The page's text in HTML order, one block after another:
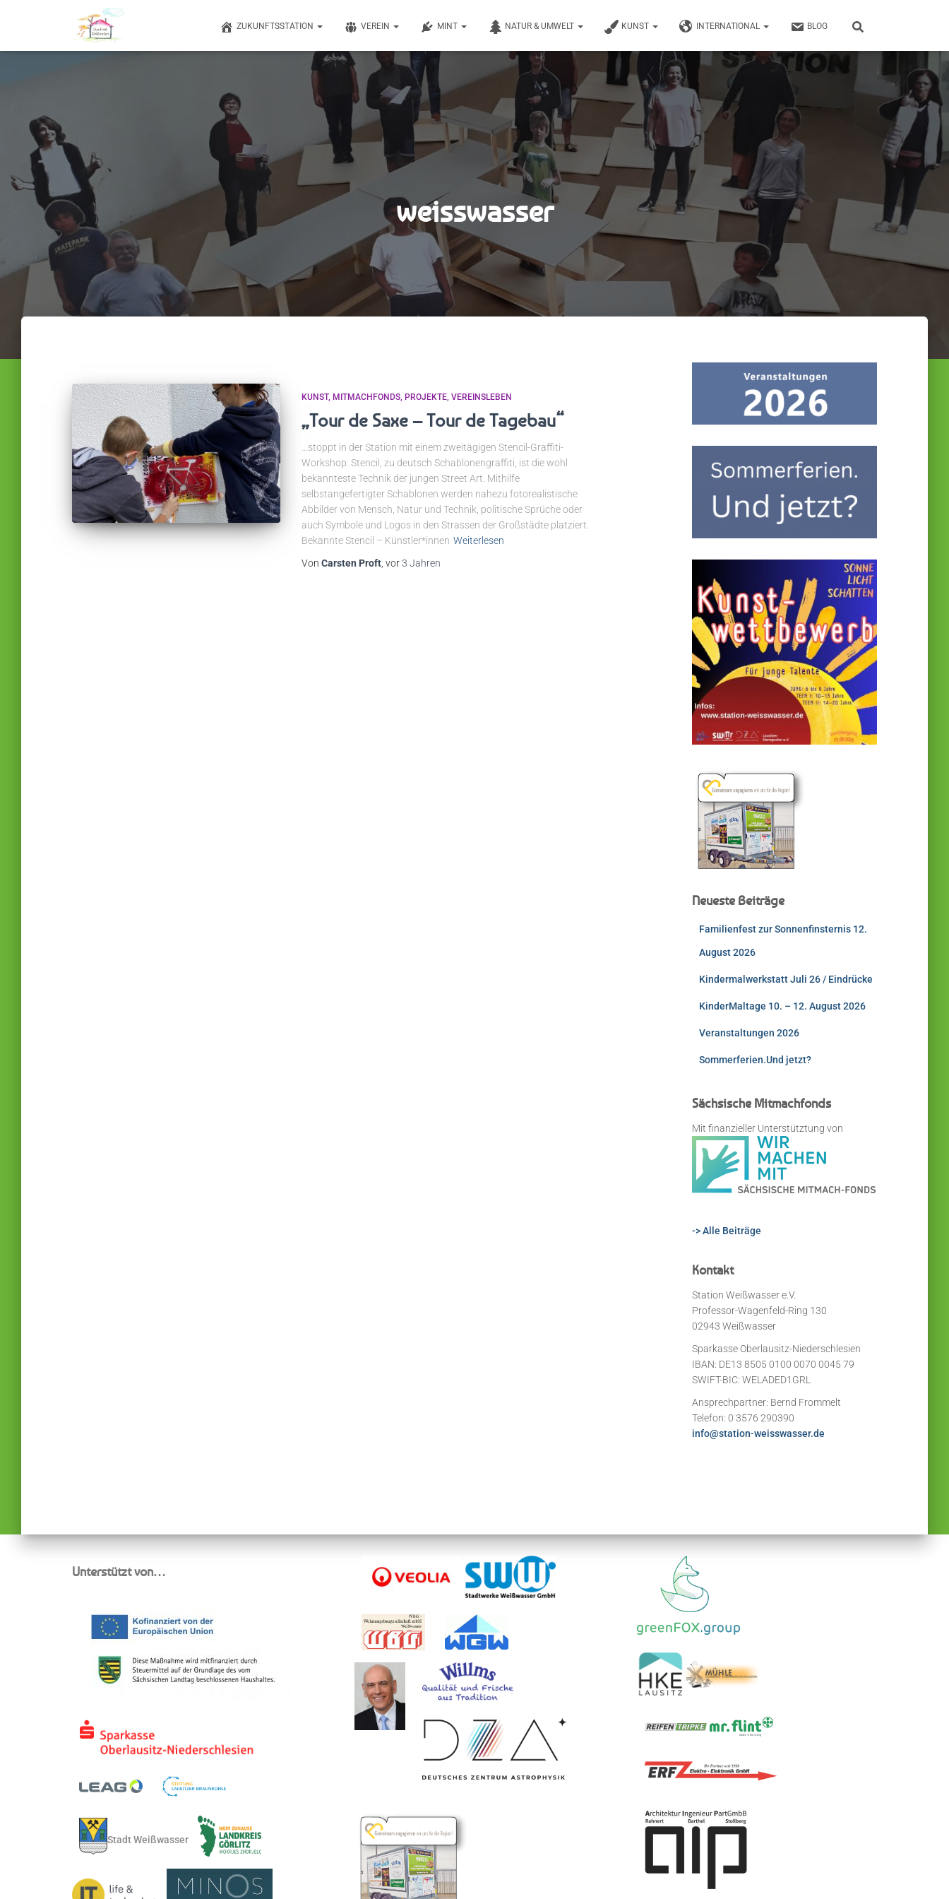
ZUKUNFTSSTATION VEREIN MINT NATUR & UMWELT KUNST INTERNATIONAL BLOG
weisswasser
KUNST MITMACHFONDS PROJEKTE VEREINSLEBEN
„Tour de Saxe – Tour de Tagebau“
…stoppt in der Station mit einem zweitägigen Stencil-Graffiti-
Workshop. Stencil, zu deutsch Schablonengraffiti, ist die wohl
bekannteste Technik der jungen Street Art. Mithilfe
selbstangefertigter Schablonen werden nahezu fotorealistische
Abbilder von Mensch, Natur und Technik, politische Sprüche oder
auch Symbole und Logos in den Strassen der Großstädte platziert.
Bekannte Stencil – Künstler*innen Weiterlesen
Von Carsten Proft , vor3 Jahren
Neueste Beiträge
Familienfest zur Sonnenfinsternis 12.
August 2026
Kindermalwerkstatt Juli 26 / Eindrücke
KinderMaltage 10. – 12. August 2026
Veranstaltungen 2026
Sommerferien.Und jetzt?
Sächsische Mitmachfonds
Mit finanzieller Unterstütztung von
-> Alle Beiträge
Kontakt
Station Weißwasser e.V.
Professor-Wagenfeld-Ring 130
02943 Weißwasser
Sparkasse Oberlausitz-Niederschlesien
IBAN: DE13 8505 0100 0070 0045 79
SWIFT-BIC: WELADED1GRL
Ansprechpartner: Bernd Frommelt
Telefon: 0 3576 290390
info@station-weisswasser.de
Unterstützt von…
Stadt Weißwasser